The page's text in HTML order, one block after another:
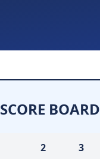
SCORE BOARD
2 3